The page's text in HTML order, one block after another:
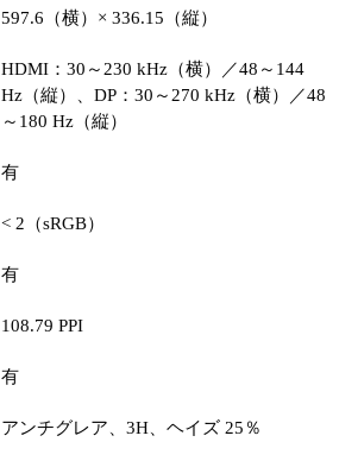
597.6（横）× 336.15（縦）
HDMI：30～230 kHz（横）／48～144
Hz（縦）、DP：30～270 kHz（横）／48
～180 Hz（縦）
有
< 2（sRGB）
有
108.79 PPI
有
アンチグレア、3H、ヘイズ 25％